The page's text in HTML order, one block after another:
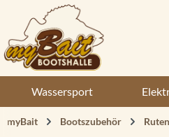
Hauptinhalt springen
Zur Suche springen
Zur Hauptnavigation springen
Wassersport
myBait Bootszubehör